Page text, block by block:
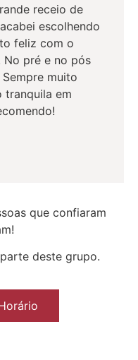
receio de
escolhendo
feliz com o
No pré e no pós
muito
tranquila em
que confiaram
deste grupo.